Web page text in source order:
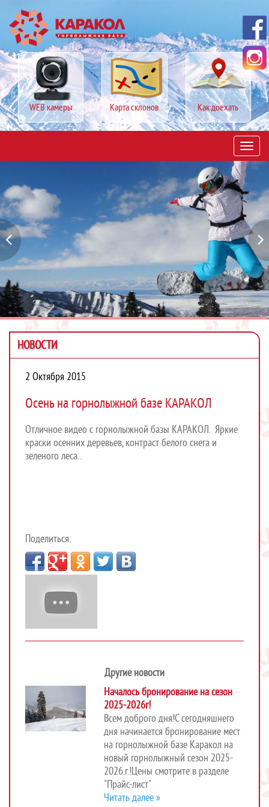
WEB камеры Карта склонов Как доехать
НОВОСТИ
2 Октября 2015
Осень на горнолыжной базе КАРАКОЛ
Отличное видео с горнолыжной базы КАРАКОЛ. Яркие
краски осенних деревьев, контраст белого снега и
зеленого леса...
Поделиться:
Другие новости
Началось бронирование на сезон
2025-2026г!
Всем доброго дня!С сегодняшнего
дня начинается бронирование мест
на горнолыжной базе Каракол на
новый горнолыжный сезон 2025-
2026.г.!Цены смотрите в разделе
"Прайс-лист"
Читать далее »